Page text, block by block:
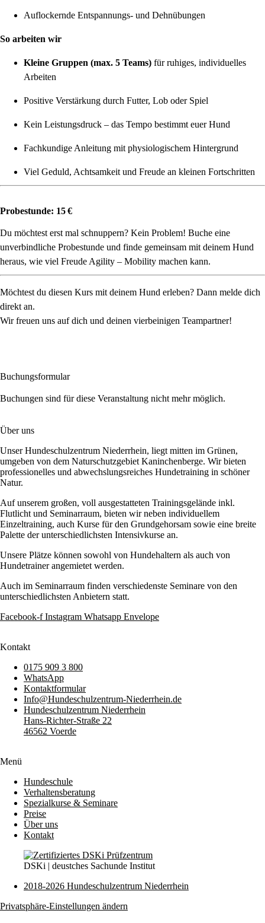
Auflockernde Entspannungs- und Dehnübungen
So arbeiten wir
Kleine Gruppen (max. 5 Teams) für ruhiges, individuelles
Arbeiten
Positive Verstärkung durch Futter, Lob oder Spiel
Kein Leistungsdruck – das Tempo bestimmt euer Hund
Fachkundige Anleitung mit physiologischem Hintergrund
Viel Geduld, Achtsamkeit und Freude an kleinen Fortschritten
Probestunde: 15 €
Du möchtest erst mal schnuppern? Kein Problem! Buche eine
unverbindliche Probestunde und finde gemeinsam mit deinem Hund
heraus, wie viel Freude Agility – Mobility machen kann.
Möchtest du diesen Kurs mit deinem Hund erleben? Dann melde dich
direkt an.
Wir freuen uns auf dich und deinen vierbeinigen Teampartner!
Buchungsformular
Buchungen sind für diese Veranstaltung nicht mehr möglich.
Über uns
Unser Hundeschulzentrum Niederrhein, liegt mitten im Grünen,
umgeben von dem Naturschutzgebiet Kaninchenberge. Wir bieten
professionelles und abwechslungsreiches Hundetraining in schöner
Natur.
Auf unserem großen, voll ausgestatteten Trainingsgelände inkl.
Flutlicht und Seminarraum, bieten wir neben individuellem
Einzeltraining, auch Kurse für den Grundgehorsam sowie eine breite
Palette der unterschiedlichsten Intensivkurse an.
Unsere Plätze können sowohl von Hundehaltern als auch von
Hundetrainer angemietet werden.
Auch im Seminarraum finden verschiedenste Seminare von den
unterschiedlichsten Anbietern statt.
Facebook-f Instagram Whatsapp Envelope
Kontakt
0175 909 3 800
WhatsApp
Kontaktformular
Info@Hundeschulzentrum-Niederrhein.de
Hundeschulzentrum Niederrhein
Hans-Richter-Straße 22
46562 Voerde
Menü
Hundeschule
Verhaltensberatung
Spezialkurse & Seminare
Preise
Über uns
Kontakt
DSKi | deustches Sachunde Institut
2018-2026 Hundeschulzentrum Niederrhein
Privatsphäre-Einstellungen ändern